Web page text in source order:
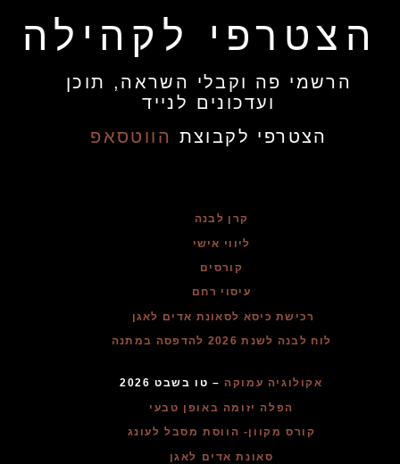
הצטרפי לקהילה
הרשמי פה וקבלי השראה, תוכן
ועדכונים לנייד
הצטרפי לקבוצת הווטסאפ
קרן לבנה
ליווי אישי
קורסים
עיסוי רחם
רכישת כיסא לסאונת אדים לאגן
לוח לבנה לשנת 2026 להדפסה במתנה
אקולוגיה עמוקה – טו בשבט 2026
הפלה יזומה באופן טבעי
קורס מקוון- הווסת מסבל לעונג
סאונת אדים לאגן